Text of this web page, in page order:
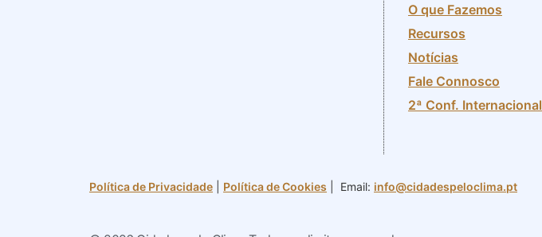
O que Fazemos
Recursos
Notícias
Fale Connosco
2ª Conf. Internacional
Política de Privacidade Política de Cookies | Email: info@cidadespeloclima.pt